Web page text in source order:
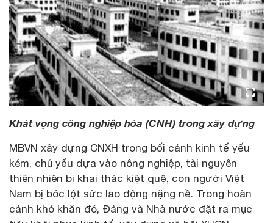
Khát vọng công nghiệp hóa (CNH) trong xây dựng
MBVN xây dựng CNXH trong bối cảnh kinh tế yếu
kém, chủ yếu dựa vào nông nghiệp, tài nguyên
thiên nhiên bị khai thác kiệt quệ, con người Việt
Nam bị bóc lột sức lao động nặng nề. Trong hoàn
cảnh khó khăn đó, Đảng và Nhà nước đặt ra mục